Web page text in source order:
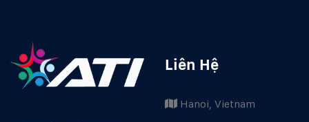
Liên Hệ
Hanoi, Vietnam